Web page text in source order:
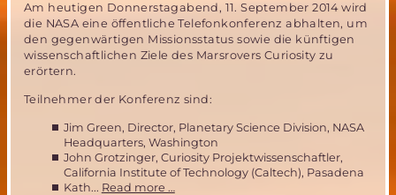
Am heutigen Donnerstagabend, 11. September 2014 wird
die NASA eine öffentliche Telefonkonferenz abhalten, um
den gegenwärtigen Missionsstatus sowie die künftigen
wissenschaftlichen Ziele des Marsrovers Curiosity zu
erörtern.
Teilnehmer der Konferenz sind:
Jim Green, Director, Planetary Science Division, NASA
Headquarters, Washington
John Grotzinger, Curiosity Projektwissenschaftler,
California Institute of Technology (Caltech), Pasadena
Kath... Read more …